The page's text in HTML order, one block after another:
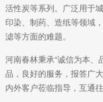
活性炭等系列。广泛用于
印染、制药、造纸等领域
滤等方面的难题。
河南春林秉承“诚信为本、
品，良好的服务，报答广
内外客户莅临指导，互通